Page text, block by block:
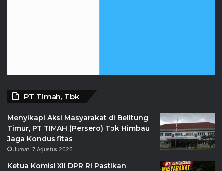
PT Timah, Tbk
Menyikapi Aksi Masyarakat di Belitung
Timur, PT TIMAH (Persero) Tbk Himbau
Jaga Kondusifitas
Jumat, 7 Agustus 2026
Ketua Komisi XII DPR RI Pastikan